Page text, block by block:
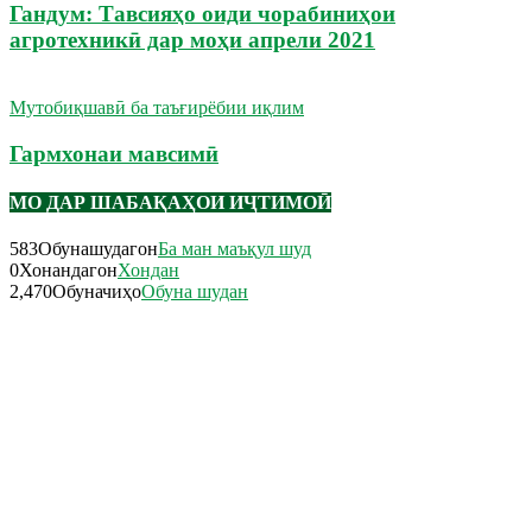
Гандум: Тавсияҳо оиди чорабиниҳои
агротехникӣ дар моҳи апрели 2021
Мутобиқшавӣ ба таъғирёбии иқлим
Гармхонаи мавсимӣ
МО ДАР ШАБАҚАҲОИ ИҶТИМОӢ
583ОбунашудагонБа ман маъқул шуд
0ХонандагонХондан
2,470ОбуначиҳоОбуна шудан